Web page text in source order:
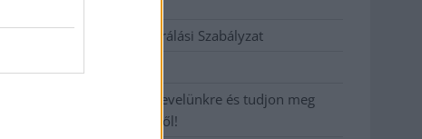
Hozzászólási és Moderálási Szabályzat
Iratkozzon fel heti hírlevelünkre és tudjon meg
még többet megyénkről!